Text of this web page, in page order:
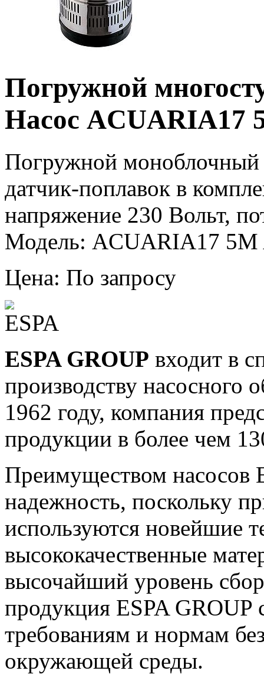
Погружной
Насос ACUARIA17
Погружной моноблочный
датчик-поплавок в
напряжение 230 Вольт,
Модель: ACUARIA17 5M
Цена: По запросу
ESPA GROUP входит в
производству насосного
1962 году, компания
продукции в более чем
Преимуществом насосов
надежность, поскольку п
используются новейшие
высококачественные
высочайший уровень
продукция ESPA GROUP
требованиям и нормам
окружающей среды.